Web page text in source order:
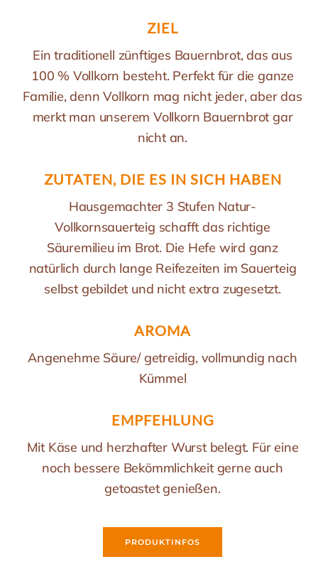
ZIEL
Ein traditionell zünftiges Bauernbrot, das aus
100 % Vollkorn besteht. Perfekt für die ganze
Familie, denn Vollkorn mag nicht jeder, aber das
merkt man unserem Vollkorn Bauernbrot gar
nicht an.
ZUTATEN, DIE ES IN SICH HABEN
Hausgemachter 3 Stufen Natur-
Vollkornsauerteig schafft das richtige
Säuremilieu im Brot. Die Hefe wird ganz
natürlich durch lange Reifezeiten im Sauerteig
selbst gebildet und nicht extra zugesetzt.
AROMA
Angenehme Säure/ getreidig, vollmundig nach
Kümmel
EMPFEHLUNG
Mit Käse und herzhafter Wurst belegt. Für eine
noch bessere Bekömmlichkeit gerne auch
getoastet genießen.
PRODUKTINFOS